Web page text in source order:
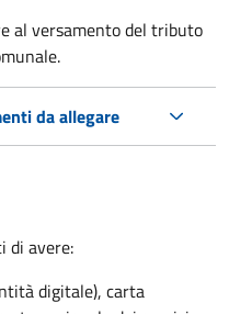
al versamento del tributo
da allegare
di avere:
digitale), carta